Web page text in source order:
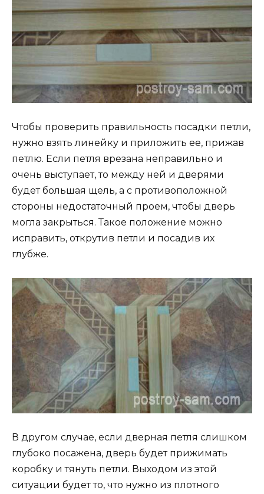
Чтобы проверить правильность посадки петли,
нужно взять линейку и приложить ее, прижав
петлю. Если петля врезана неправильно и
очень выступает, то между ней и дверями
будет большая щель, а с противоположной
стороны недостаточный проем, чтобы дверь
могла закрыться. Такое положение можно
исправить, открутив петли и посадив их
глубже.
В другом случае, если дверная петля слишком
глубоко посажена, дверь будет прижимать
коробку и тянуть петли. Выходом из этой
ситуации будет то, что нужно из плотного